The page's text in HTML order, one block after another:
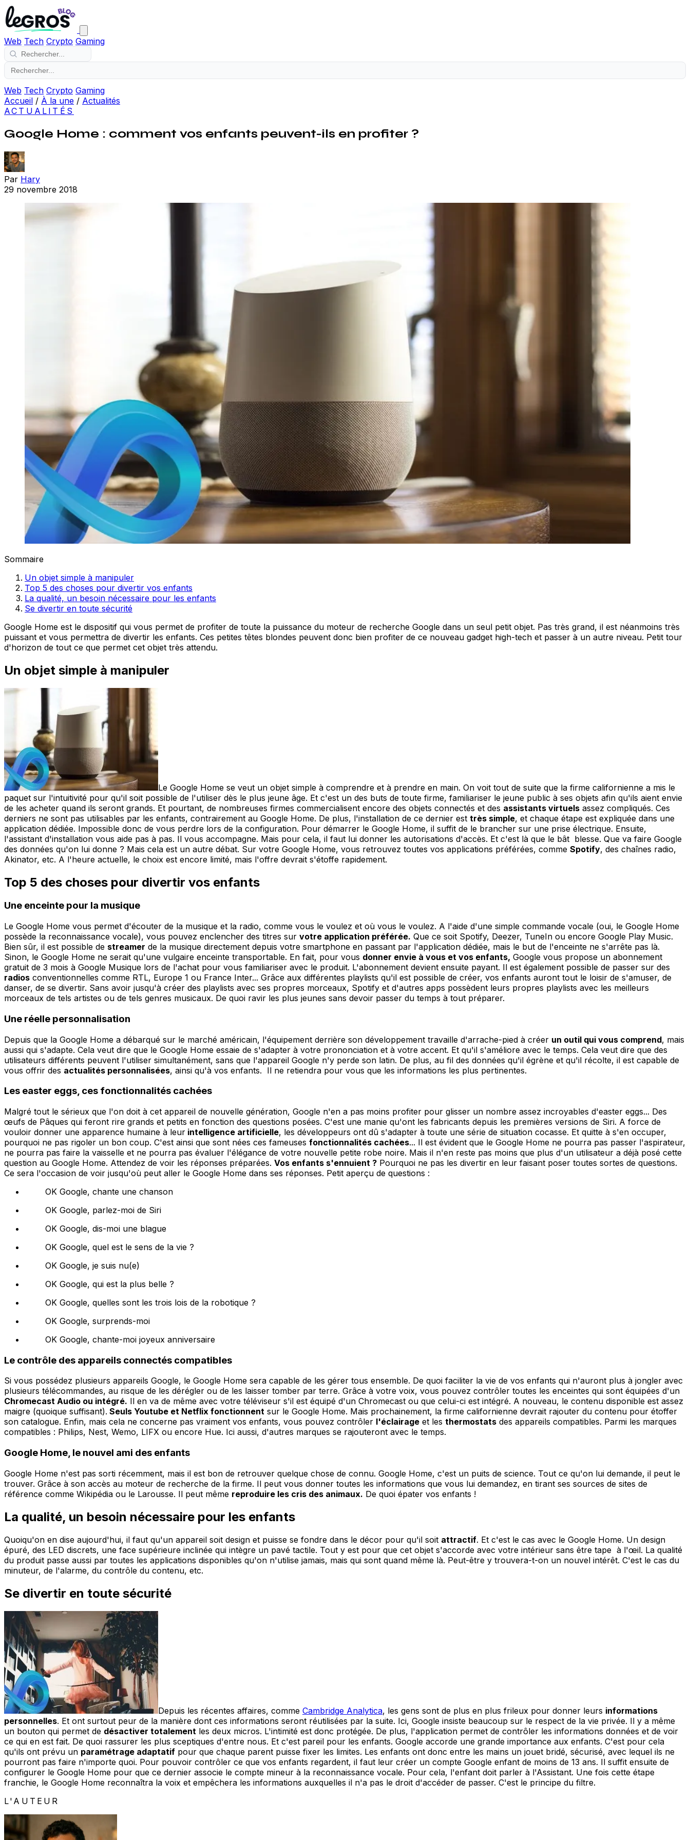
Web Tech Crypto Gaming
Web Tech Crypto Gaming
Accueil / À la une / Actualités
ACTUALITÉS
Google Home : comment vos enfants peuvent-ils en profiter ?
Par Hary
29 novembre 2018
Sommaire
Un objet simple à manipuler
Top 5 des choses pour divertir vos enfants
La qualité, un besoin nécessaire pour les enfants
Se divertir en toute sécurité
Google Home est le dispositif qui vous permet de profiter de toute la puissance du moteur de recherche Google dans un seul petit objet. Pas très grand, il est néanmoins très
puissant et vous permettra de divertir les enfants. Ces petites têtes blondes peuvent donc bien profiter de ce nouveau gadget high-tech et passer à un autre niveau. Petit tour
d'horizon de tout ce que permet cet objet très attendu.
Un objet simple à manipuler
Le Google Home se veut un objet simple à comprendre et à prendre en main. On voit tout de suite que la firme californienne a mis le
paquet sur l'intuitivité pour qu'il soit possible de l'utiliser dès le plus jeune âge. Et c'est un des buts de toute firme, familiariser le jeune public à ses objets afin qu'ils aient envie
de les acheter quand ils seront grands. Et pourtant, de nombreuses firmes commercialisent encore des objets connectés et des assistants virtuels assez compliqués. Ces
derniers ne sont pas utilisables par les enfants, contrairement au Google Home. De plus, l'installation de ce dernier est très simple, et chaque étape est expliquée dans une
application dédiée. Impossible donc de vous perdre lors de la configuration. Pour démarrer le Google Home, il suffit de le brancher sur une prise électrique. Ensuite,
l'assistant d'installation vous aide pas à pas. Il vous accompagne. Mais pour cela, il faut lui donner les autorisations d'accès. Et c'est là que le bât blesse. Que va faire Google
des données qu'on lui donne ? Mais cela est un autre débat. Sur votre Google Home, vous retrouvez toutes vos applications préférées, comme Spotify, des chaînes radio,
Akinator, etc. A l'heure actuelle, le choix est encore limité, mais l'offre devrait s'étoffe rapidement.
Top 5 des choses pour divertir vos enfants
Une enceinte pour la musique
Le Google Home vous permet d'écouter de la musique et la radio, comme vous le voulez et où vous le voulez. A l'aide d'une simple commande vocale (oui, le Google Home
possède la reconnaissance vocale), vous pouvez enclencher des titres sur votre application préférée. Que ce soit Spotify, Deezer, TuneIn ou encore Google Play Music.
Bien sûr, il est possible de streamer de la musique directement depuis votre smartphone en passant par l'application dédiée, mais le but de l'enceinte ne s'arrête pas là.
Sinon, le Google Home ne serait qu'une vulgaire enceinte transportable. En fait, pour vous donner envie à vous et vos enfants, Google vous propose un abonnement
gratuit de 3 mois à Google Musique lors de l'achat pour vous familiariser avec le produit. L'abonnement devient ensuite payant. Il est également possible de passer sur des
radios conventionnelles comme RTL, Europe 1 ou France Inter... Grâce aux différentes playlists qu'il est possible de créer, vos enfants auront tout le loisir de s'amuser, de
danser, de se divertir. Sans avoir jusqu'à créer des playlists avec ses propres morceaux, Spotify et d'autres apps possèdent leurs propres playlists avec les meilleurs
morceaux de tels artistes ou de tels genres musicaux. De quoi ravir les plus jeunes sans devoir passer du temps à tout préparer.
Une réelle personnalisation
Depuis que la Google Home a débarqué sur le marché américain, l'équipement derrière son développement travaille d'arrache-pied à créer un outil qui vous comprend, mais
aussi qui s'adapte. Cela veut dire que le Google Home essaie de s'adapter à votre prononciation et à votre accent. Et qu'il s'améliore avec le temps. Cela veut dire que des
utilisateurs différents peuvent l'utiliser simultanément, sans que l'appareil Google n'y perde son latin. De plus, au fil des données qu'il égrène et qu'il récolte, il est capable de
vous offrir des actualités personnalisées, ainsi qu'à vos enfants. Il ne retiendra pour vous que les informations les plus pertinentes.
Les easter eggs, ces fonctionnalités cachées
Malgré tout le sérieux que l'on doit à cet appareil de nouvelle génération, Google n'en a pas moins profiter pour glisser un nombre assez incroyables d'easter eggs... Des
œufs de Pâques qui feront rire grands et petits en fonction des questions posées. C'est une manie qu'ont les fabricants depuis les premières versions de Siri. A force de
vouloir donner une apparence humaine à leur intelligence artificielle, les développeurs ont dû s'adapter à toute une série de situation cocasse. Et quitte à s'en occuper,
pourquoi ne pas rigoler un bon coup. C'est ainsi que sont nées ces fameuses fonctionnalités cachées... Il est évident que le Google Home ne pourra pas passer l'aspirateur,
ne pourra pas faire la vaisselle et ne pourra pas évaluer l'élégance de votre nouvelle petite robe noire. Mais il n'en reste pas moins que plus d'un utilisateur a déjà posé cette
question au Google Home. Attendez de voir les réponses préparées. Vos enfants s'ennuient ? Pourquoi ne pas les divertir en leur faisant poser toutes sortes de questions.
Ce sera l'occasion de voir jusqu'où peut aller le Google Home dans ses réponses. Petit aperçu de questions :
OK Google, chante une chanson
OK Google, parlez-moi de Siri
OK Google, dis-moi une blague
OK Google, quel est le sens de la vie ?
OK Google, je suis nu(e)
OK Google, qui est la plus belle ?
OK Google, quelles sont les trois lois de la robotique ?
OK Google, surprends-moi
OK Google, chante-moi joyeux anniversaire
Le contrôle des appareils connectés compatibles
Si vous possédez plusieurs appareils Google, le Google Home sera capable de les gérer tous ensemble. De quoi faciliter la vie de vos enfants qui n'auront plus à jongler avec
plusieurs télécommandes, au risque de les dérégler ou de les laisser tomber par terre. Grâce à votre voix, vous pouvez contrôler toutes les enceintes qui sont équipées d'un
Chromecast Audio ou intégré. Il en va de même avec votre téléviseur s'il est équipé d'un Chromecast ou que celui-ci est intégré. A nouveau, le contenu disponible est assez
maigre (quoique suffisant). Seuls Youtube et Netflix fonctionnent sur le Google Home. Mais prochainement, la firme californienne devrait rajouter du contenu pour étoffer
son catalogue. Enfin, mais cela ne concerne pas vraiment vos enfants, vous pouvez contrôler l'éclairage et les thermostats des appareils compatibles. Parmi les marques
compatibles : Philips, Nest, Wemo, LIFX ou encore Hue. Ici aussi, d'autres marques se rajouteront avec le temps.
Google Home, le nouvel ami des enfants
Google Home n'est pas sorti récemment, mais il est bon de retrouver quelque chose de connu. Google Home, c'est un puits de science. Tout ce qu'on lui demande, il peut le
trouver. Grâce à son accès au moteur de recherche de la firme. Il peut vous donner toutes les informations que vous lui demandez, en tirant ses sources de sites de
référence comme Wikipédia ou le Larousse. Il peut même reproduire les cris des animaux. De quoi épater vos enfants !
La qualité, un besoin nécessaire pour les enfants
Quoiqu'on en dise aujourd'hui, il faut qu'un appareil soit design et puisse se fondre dans le décor pour qu'il soit attractif. Et c'est le cas avec le Google Home. Un design
épuré, des LED discrets, une face supérieure inclinée qui intègre un pavé tactile. Tout y est pour que cet objet s'accorde avec votre intérieur sans être tape à l'œil. La qualité
du produit passe aussi par toutes les applications disponibles qu'on n'utilise jamais, mais qui sont quand même là. Peut-être y trouvera-t-on un nouvel intérêt. C'est le cas du
minuteur, de l'alarme, du contrôle du contenu, etc.
Se divertir en toute sécurité
Depuis les récentes affaires, comme Cambridge Analytica, les gens sont de plus en plus frileux pour donner leurs informations
personnelles. Et ont surtout peur de la manière dont ces informations seront réutilisées par la suite. Ici, Google insiste beaucoup sur le respect de la vie privée. Il y a même
un bouton qui permet de désactiver totalement les deux micros. L'intimité est donc protégée. De plus, l'application permet de contrôler les informations données et de voir
ce qui en est fait. De quoi rassurer les plus sceptiques d'entre nous. Et c'est pareil pour les enfants. Google accorde une grande importance aux enfants. C'est pour cela
qu'ils ont prévu un paramétrage adaptatif pour que chaque parent puisse fixer les limites. Les enfants ont donc entre les mains un jouet bridé, sécurisé, avec lequel ils ne
pourront pas faire n'importe quoi. Pour pouvoir contrôler ce que vos enfants regardent, il faut leur créer un compte Google enfant de moins de 13 ans. Il suffit ensuite de
configurer le Google Home pour que ce dernier associe le compte mineur à la reconnaissance vocale. Pour cela, l'enfant doit parler à l'Assistant. Une fois cette étape
franchie, le Google Home reconnaîtra la voix et empêchera les informations auxquelles il n'a pas le droit d'accéder de passer. C'est le principe du filtre.
L'AUTEUR